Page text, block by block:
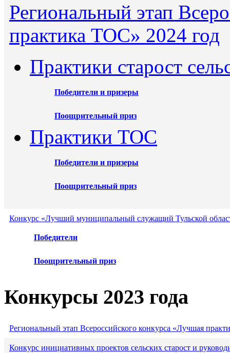
Региональный этап
практика ТОС» 2024 год
Практики старост
Победители и призеры
Поощрительный приз
Практики ТОС
Победители и призеры
Поощрительный приз
Конкурс «Лучший муниципальный служащий Тульской
Победители
Поощрительный приз
Конкурсы 2023 года
Региональный этап Всероссийского конкурса «Лучшая
Конкурс инициативных проектов сельских старост и